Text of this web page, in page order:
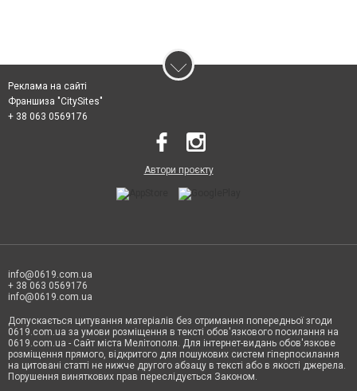
Реклама на сайті
Франшиза "CitySites"
+ 38 063 0569176
Автори проєкту
info@0619.com.ua
+ 38 063 0569176
info@0619.com.ua
Допускається цитування матеріалів без отримання попередньої згоди
0619.com.ua за умови розміщення в тексті обов'язкового посилання на
0619.com.ua - Сайт міста Мелітополя. Для інтернет-видань обов'язкове
розміщення прямого, відкритого для пошукових систем гіперпосилання
на цитовані статті не нижче другого абзацу в тексті або в якості джерела.
Порушення виняткових прав переслідується Законом.